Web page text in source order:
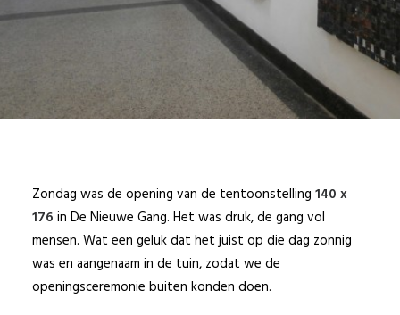
Zondag was de opening van de tentoonstelling 140 x
176 in De Nieuwe Gang. Het was druk, de gang vol
mensen. Wat een geluk dat het juist op die dag zonnig
was en aangenaam in de tuin, zodat we de
openingsceremonie buiten konden doen.